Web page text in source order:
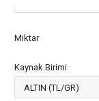
Miktar
Kaynak Birimi